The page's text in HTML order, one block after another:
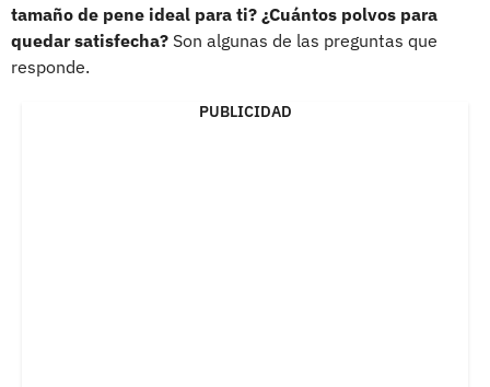
tamaño de pene ideal para ti? ¿Cuántos polvos para
quedar satisfecha? Son algunas de las preguntas que
responde.
PUBLICIDAD